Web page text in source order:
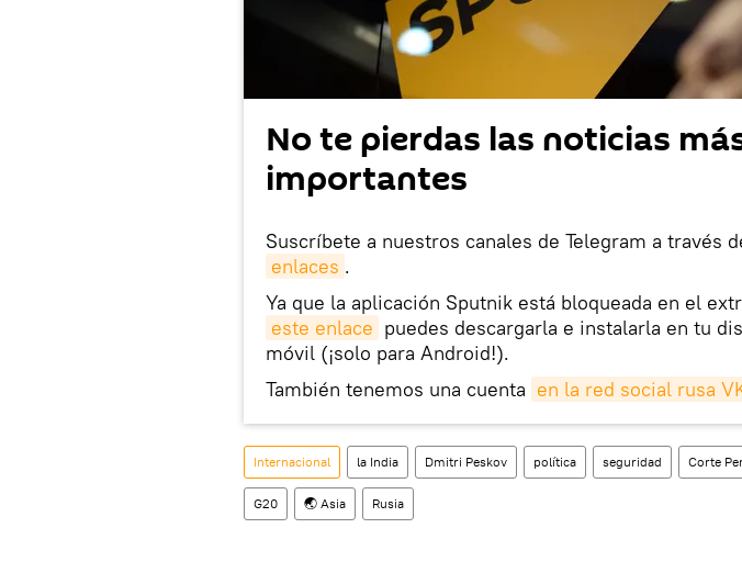
No te pierdas las noticias
importantes
Suscríbete a nuestros canales de Telegram a través
enlaces .
Ya que la aplicación Sputnik está bloqueada en el
este enlace puedes descargarla e instalarla en tu
móvil (¡solo para Android!).
También tenemos una cuenta en la red social rusa
Internacional la India Dmitri Peskov política seguridad Corte
G20 🌏 Asia Rusia